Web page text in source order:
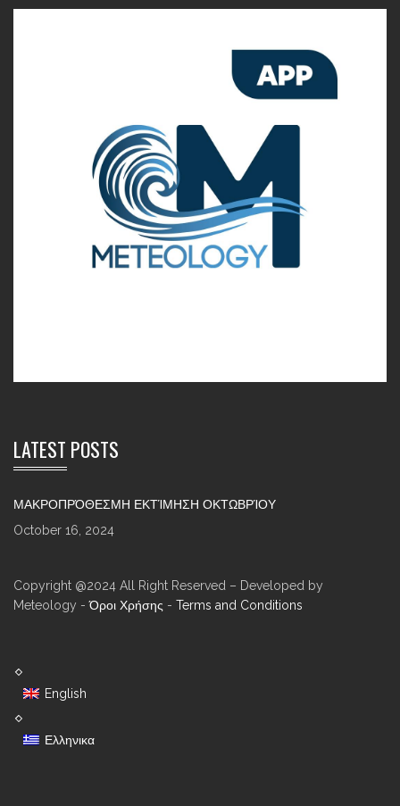
LATEST POSTS
ΜΑΚΡΟΠΡΌΘΕΣΜΗ ΕΚΤΊΜΗΣΗ ΟΚΤΩΒΡΊΟΥ
October 16, 2024
Copyright @2024 All Right Reserved – Developed by
Meteology -Όροι Χρήσης - Terms and Conditions
English
Ελληνικα